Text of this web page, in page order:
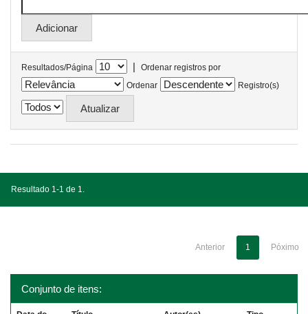
Resultados/Página |
Ordenar registros por
Ordenar
Registro(s)
Resultado 1-1 de 1.
Anterior 1 Póximo
Conjunto de itens: